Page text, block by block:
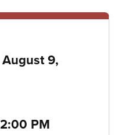
to
August 9,
to
2:00 PM